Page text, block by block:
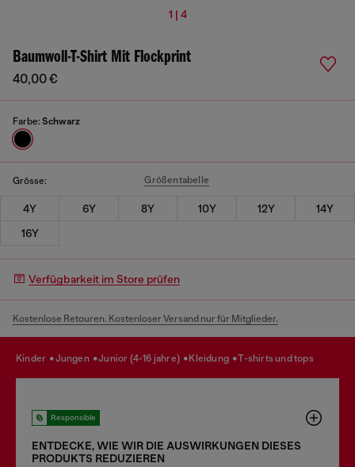
1 | 4
Baumwoll-T-Shirt Mit Flockprint
40,00 €
Farbe: Schwarz
Grösse: Größentabelle
4Y 6Y 8Y 10Y 12Y
14Y
16Y
Verfügbarkeit im Store prüfen
Kostenlose Retouren. Kostenloser Versand nur für Mitglieder.
kinder jungen junior (4-16 jahre) kleidung t-shirts und tops
Responsible
ENTDECKE, WIE WIR DIE AUSWIRKUNGEN DIESES
PRODUKTS REDUZIEREN